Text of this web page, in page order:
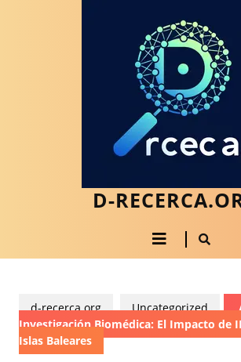
D-
Botón
d-recerca.org Uncategorized
Investigación Biomédica: El Impacto de
Islas Baleares